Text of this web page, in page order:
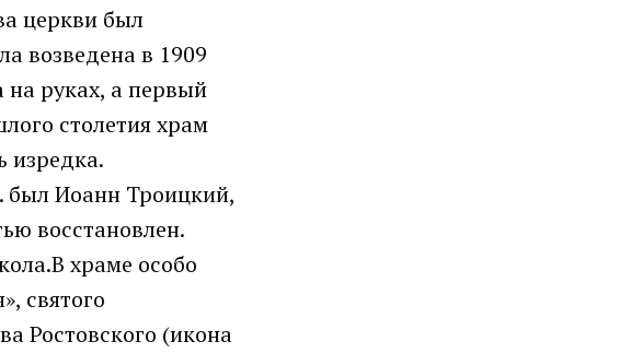
церкви был
возведена в 1909
на руках, а первый
столетия храм
изредка.
был Иоанн Троицкий,
восстановлен.
храме особо
святого
Ростовского (икона